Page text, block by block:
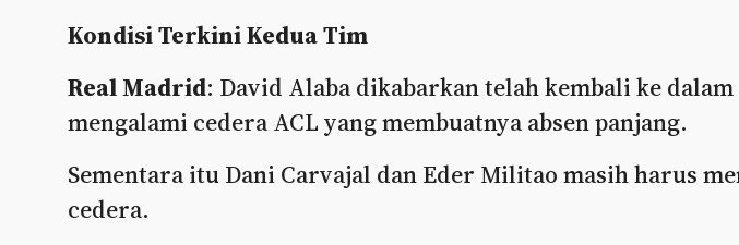
Kondisi Terkini Kedua Tim
Real Madrid: David Alaba dikabarkan telah kembali ke
mengalami cedera ACL yang membuatnya absen panjang.
Sementara itu Dani Carvajal dan Eder Militao masih harus
cedera.